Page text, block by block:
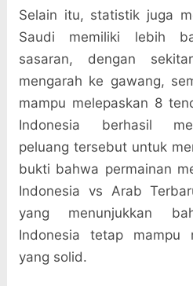
Selain itu, statistik juga
Saudi memiliki lebih
sasaran, dengan
mengarah ke gawang,
mampu melepaskan 8
Indonesia berhasil
peluang tersebut untuk
bukti bahwa permainan
Indonesia vs Arab
yang menunjukkan
Indonesia tetap mampu
yang solid.